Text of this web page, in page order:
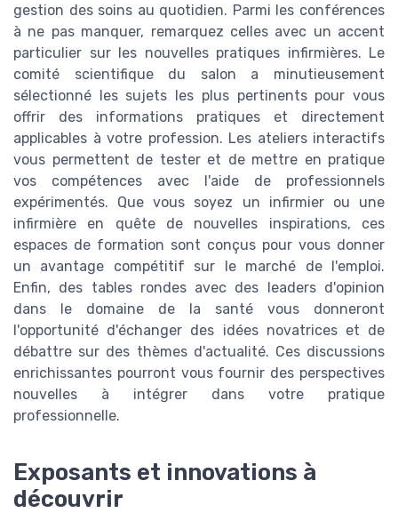
gestion des soins au quotidien. Parmi les conférences
à ne pas manquer, remarquez celles avec un accent
particulier sur les nouvelles pratiques infirmières. Le
comité scientifique du salon a minutieusement
sélectionné les sujets les plus pertinents pour vous
offrir des informations pratiques et directement
applicables à votre profession. Les ateliers interactifs
vous permettent de tester et de mettre en pratique
vos compétences avec l'aide de professionnels
expérimentés. Que vous soyez un infirmier ou une
infirmière en quête de nouvelles inspirations, ces
espaces de formation sont conçus pour vous donner
un avantage compétitif sur le marché de l'emploi.
Enfin, des tables rondes avec des leaders d'opinion
dans le domaine de la santé vous donneront
l'opportunité d'échanger des idées novatrices et de
débattre sur des thèmes d'actualité. Ces discussions
enrichissantes pourront vous fournir des perspectives
nouvelles à intégrer dans votre pratique
professionnelle.
Exposants et innovations à
découvrir